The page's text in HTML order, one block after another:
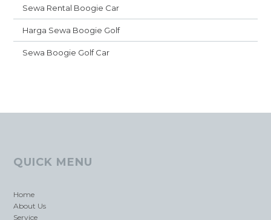
Sewa Rental Boogie Car
Harga Sewa Boogie Golf
Sewa Boogie Golf Car
QUICK MENU
Home
About Us
Service